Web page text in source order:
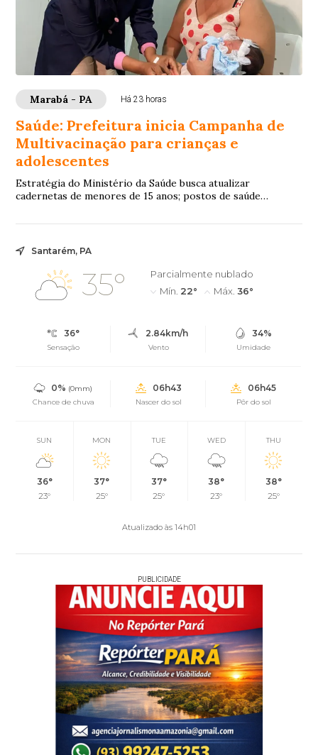
Marabá - PA Há 23 horas
Saúde: Prefeitura inicia Campanha de
Multivacinação para crianças e
adolescentes
Estratégia do Ministério da Saúde busca atualizar
cadernetas de menores de 15 anos; postos de saúde
Santarém, PA
35°
Parcialmente nublado
Mín. 22° Máx. 36°
36°
Sensação
2.84km/h
Vento
34%
Umidade
0% (0mm)
Chance de chuva
06h43
Nascer do sol
06h45
Pôr do sol
SUN
36°
23°
MON
37°
25°
TUE
37°
25°
WED
38°
23°
THU
38°
25°
Atualizado às 14h01
PUBLICIDADE